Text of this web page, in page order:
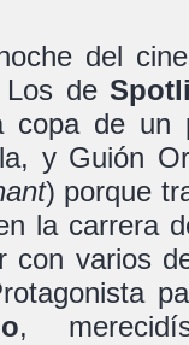
del
Los de
copa de un
y Guión
) porque
la carrera
con varios
,